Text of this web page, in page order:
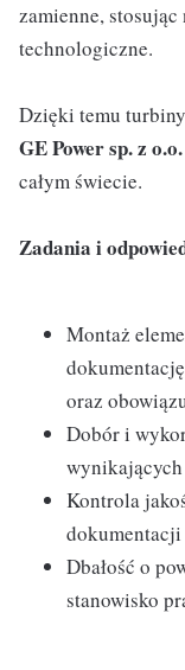
zamienne,
technologiczne.
Dzięki temu
GE Power sp. z o.o.
całym świecie.
Zadania i
Montaż
oraz
Dobór i
Kontrola
Dbałość o
stanowisko